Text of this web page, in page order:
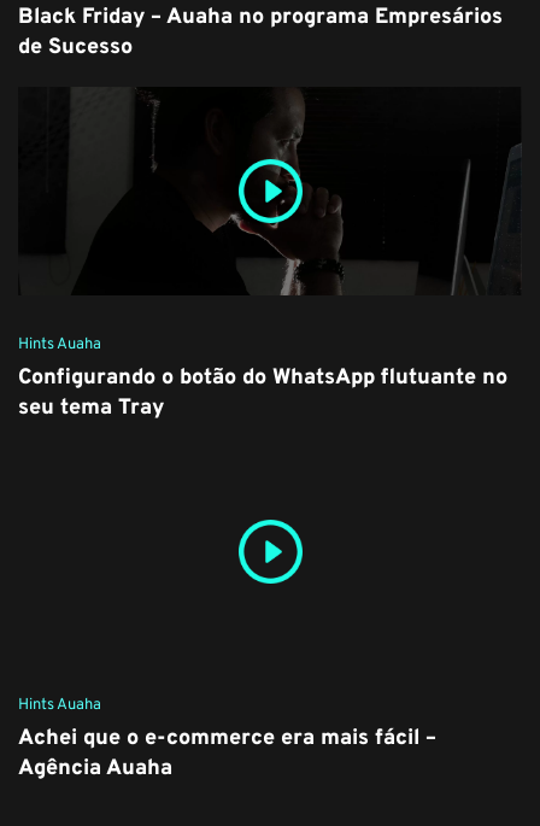
Black Friday – Auaha no programa Empresários
de Sucesso
Hints Auaha
Configurando o botão do WhatsApp flutuante no
seu tema Tray
Hints Auaha
Achei que o e-commerce era mais fácil –
Agência Auaha